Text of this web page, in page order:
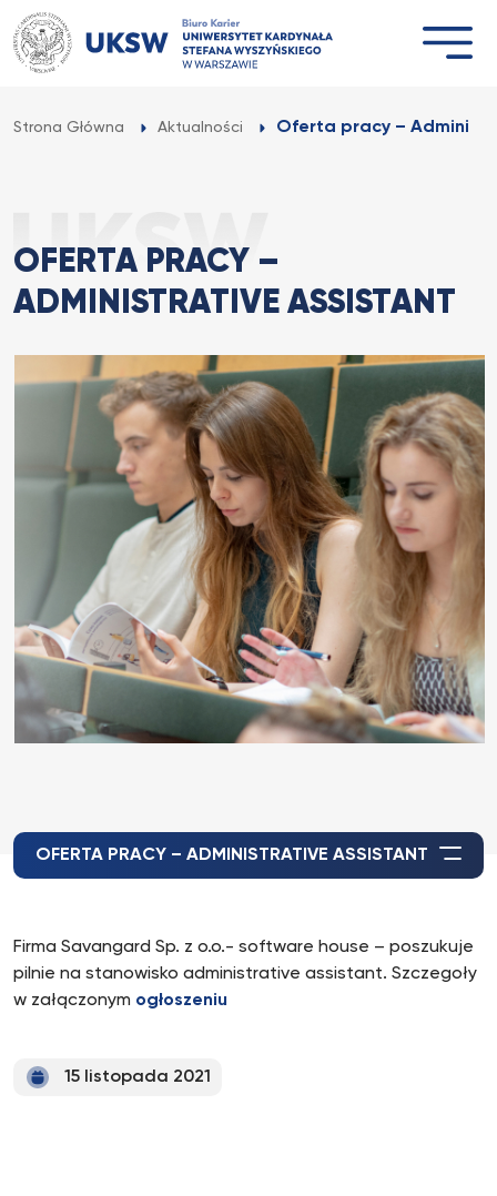
Przejdź
do
treści
Strona Główna Aktualności Oferta pracy –
OFERTA PRACY –
ADMINISTRATIVE ASSISTANT
OFERTA PRACY – ADMINISTRATIVE ASSISTANT
Firma Savangard Sp. z o.o.- software house – poszukuje
pilnie na stanowisko administrative assistant. Szczegoły
w załączonym ogłoszeniu
15 listopada 2021